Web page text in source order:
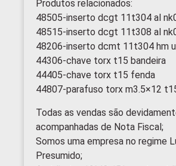
Produtos relacionados:
48505-inserto dcgt 11t304 al
48515-inserto dcgt 11t308 al
48206-inserto dcmt 11t304 hm
44306-chave torx t15 bandeira
44405-chave torx t15 fenda
44807-parafuso torx m3.5×12
Todas as vendas são
acompanhadas de Nota Fiscal;
Somos uma empresa no regime
Presumido;